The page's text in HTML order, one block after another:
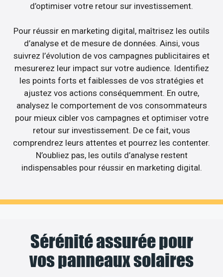
d’optimiser votre retour sur investissement.
Pour réussir en marketing digital, maîtrisez les outils
d’analyse et de mesure de données. Ainsi, vous
suivrez l’évolution de vos campagnes publicitaires et
mesurerez leur impact sur votre audience. Identifiez
les points forts et faiblesses de vos stratégies et
ajustez vos actions conséquemment. En outre,
analysez le comportement de vos consommateurs
pour mieux cibler vos campagnes et optimiser votre
retour sur investissement. De ce fait, vous
comprendrez leurs attentes et pourrez les contenter.
N’oubliez pas, les outils d’analyse restent
indispensables pour réussir en marketing digital.
Sérénité assurée pour
vos panneaux solaires